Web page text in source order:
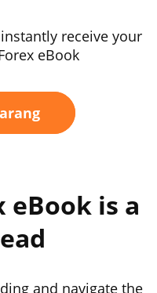
receive your
eBook
eBook is a
and navigate the